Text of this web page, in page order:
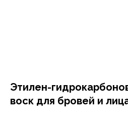
Этилен-
воск для бровей и